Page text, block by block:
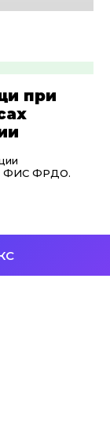
при
в ФИС ФРДО.